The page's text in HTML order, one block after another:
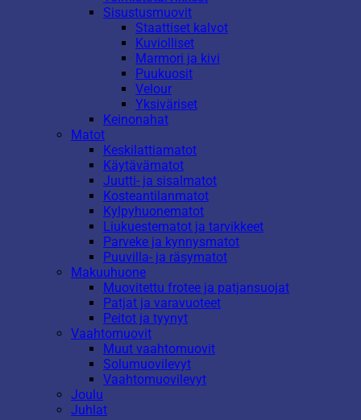
Sisustusmuovit
Staattiset kalvot
Kuviolliset
Marmori ja kivi
Puukuosit
Velour
Yksiväriset
Keinonahat
Matot
Keskilattiamatot
Käytävämatot
Juutti- ja sisalmatot
Kosteantilanmatot
Kylpyhuonematot
Liukuestematot ja tarvikkeet
Parveke ja kynnysmatot
Puuvilla- ja räsymatot
Makuuhuone
Muovitettu frotee ja patjansuojat
Patjat ja varavuoteet
Peitot ja tyynyt
Vaahtomuovit
Muut vaahtomuovit
Solumuovilevyt
Vaahtomuovilevyt
Joulu
Juhlat